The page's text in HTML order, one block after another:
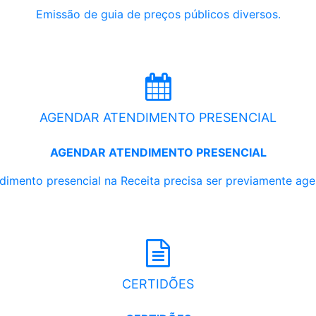
Emissão de guia de preços públicos diversos.
AGENDAR ATENDIMENTO PRESENCIAL
AGENDAR ATENDIMENTO PRESENCIAL
presencial na Receita precisa ser previamente
CERTIDÕES